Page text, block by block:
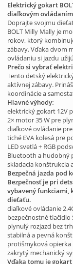
Elektrický gokart
diaľkovým ovládaním
Doprajte svojmu
BOLT Milly Mally je
rokov, ktorý
zábavy. Vďaka dvom
ovládaniu si jazdu
Prečo si vybrať
Tento detský
aktívnej zábavy.
koordinácie a
Hlavné výhody:
elektrický gokart 12V
2× motor 35 W pre
diaľkové ovládanie
tiché EVA kolesá pre
LED svetlá + RGB
Bluetooth a hudobný
skladacia konštrukcia
Bezpečná jazda pod
Bezpečnosť je pri
vybavený funkciami,
dieťaťu.
diaľkové ovládanie
bezpečnostné tlačidlo
plynulý rozjazd bez
stabilná a pevná
protišmyková opierka
zakrytý mechanický
Vďaka tomu je